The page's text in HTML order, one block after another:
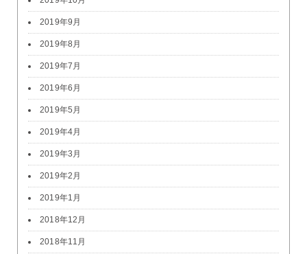
2019年9月
2019年8月
2019年7月
2019年6月
2019年5月
2019年4月
2019年3月
2019年2月
2019年1月
2018年12月
2018年11月